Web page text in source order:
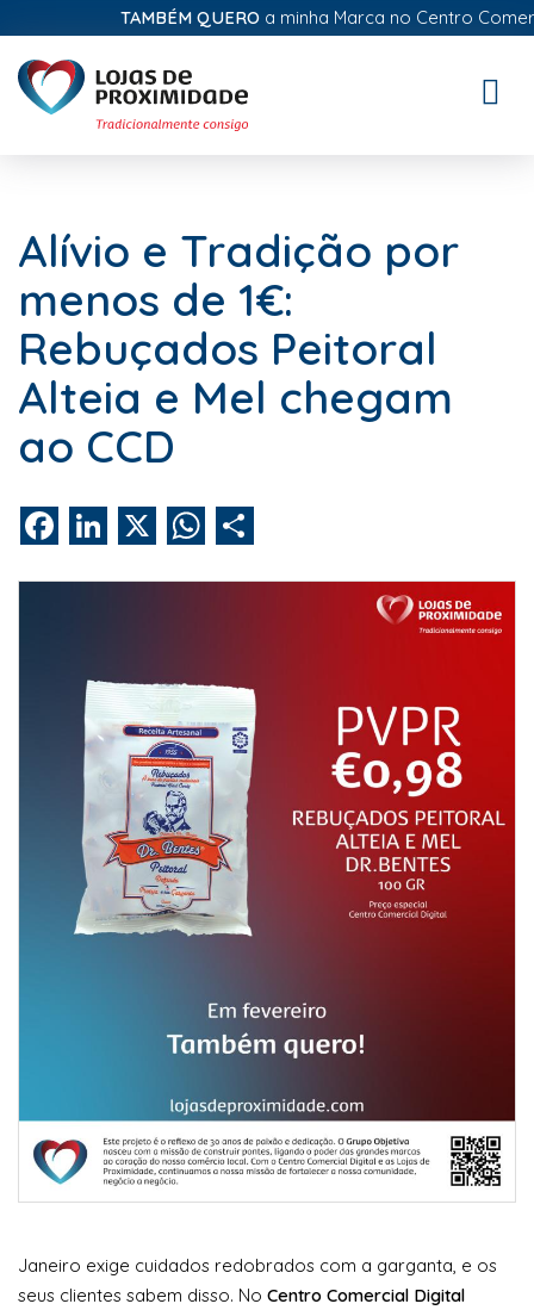
TAMBÉM QUEROa minha Marca no Centro
Alívio e Tradição por
menos de 1€:
Rebuçados Peitoral
Alteia e Mel chegam
ao CCD
FacebookLinkedIn WhatsApp
Janeiro exige cuidados redobrados com a garganta, e os
seus clientes sabem disso. No Centro Comercial Digital